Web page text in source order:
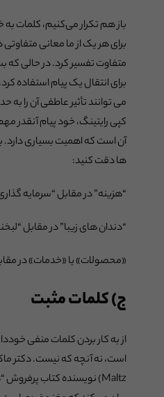
باز هم تکرار می‌کنیم، کلمات
برای هر یک از ما معانی متفاوتی
متفاوت تفسیر کرد. در حالی که
برای انتقال یک پیام استفاده
می توانند تأثیر عاطفی آن را
کپی رایتینگ، خود پیام آنقدر
آن است که اهمیت بسیاری دارد.
ها دقت کنید:
“هزینه” در مقابل “سرمایه
“دندان های زیبا” در مقابل
«محصولات» یا «خدمات» در
ج) کلمات مثبت
از به کار بردن کلمات منفی